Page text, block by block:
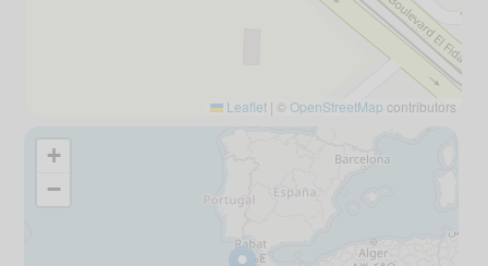
Leaflet | © OpenStreetMap contributors
+
−